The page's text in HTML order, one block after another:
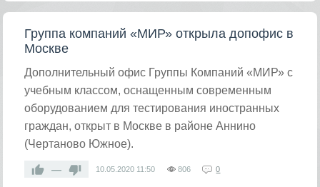
Группа компаний «МИР» открыла допофис в
Москве
Дополнительный офис Группы Компаний «МИР» с
учебным классом, оснащенным современным
оборудованием для тестирования иностранных
граждан, открыт в Москве в районе Аннино
(Чертаново Южное).
— 10.05.2020 11:50 806 0